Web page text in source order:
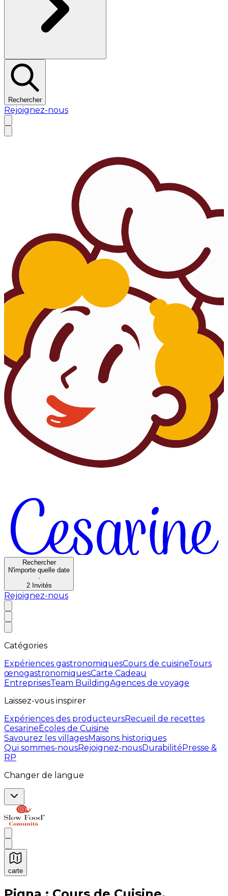
Rechercher
Rejoignez-nous
Rechercher
N'importe quelle date
·
2 Invités
Rejoignez-nous
Catégories
Expériences gastronomiquesCours de cuisineTours
œnogastronomiquesCarte Cadeau
EntreprisesTeam BuildingAgences de voyage
Laissez-vous inspirer
Expériences des producteursRecueil de recettes
CesarineÈcoles de Cuisine
Savourez les villagesMaisons historiques
Qui sommes-nousRejoignez-nousDurabilitéPresse &
RP
Changer de langue
carte
Expériences culinaires inoubliables : Expériences